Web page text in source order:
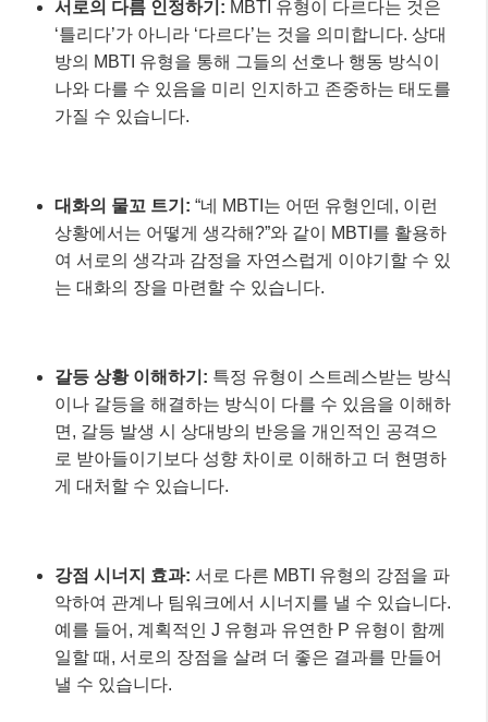
서로의 다름 인정하기: MBTI 유형이 다르다는 것은
‘틀리다’가 아니라 ‘다르다’는 것을 의미합니다. 상대
방의 MBTI 유형을 통해 그들의 선호나 행동 방식이
나와 다를 수 있음을 미리 인지하고 존중하는 태도를
가질 수 있습니다.
대화의 물꼬 트기: “네 MBTI는 어떤 유형인데, 이런
상황에서는 어떻게 생각해?”와 같이 MBTI를 활용하
여 서로의 생각과 감정을 자연스럽게 이야기할 수 있
는 대화의 장을 마련할 수 있습니다.
갈등 상황 이해하기: 특정 유형이 스트레스받는 방식
이나 갈등을 해결하는 방식이 다를 수 있음을 이해하
면, 갈등 발생 시 상대방의 반응을 개인적인 공격으
로 받아들이기보다 성향 차이로 이해하고 더 현명하
게 대처할 수 있습니다.
강점 시너지 효과: 서로 다른 MBTI 유형의 강점을 파
악하여 관계나 팀워크에서 시너지를 낼 수 있습니다.
예를 들어, 계획적인 J 유형과 유연한 P 유형이 함께
일할 때, 서로의 장점을 살려 더 좋은 결과를 만들어
낼 수 있습니다.